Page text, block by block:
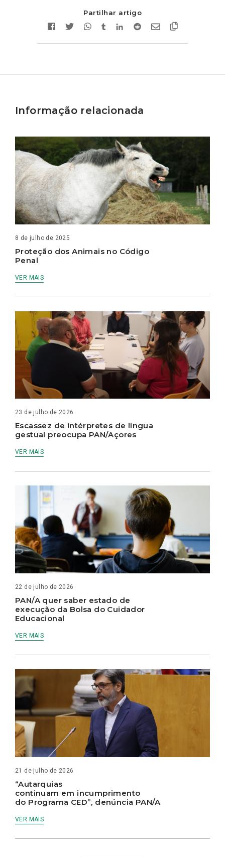
Partilhar artigo
Informação relacionada
8 de julho de 2025
Proteção dos Animais no Código
Penal
VER MAIS
23 de julho de 2026
Escassez de intérpretes de língua
gestual preocupa PAN/Açores
VER MAIS
22 de julho de 2026
PAN/A quer saber estado de
execução da Bolsa do Cuidador
Educacional
VER MAIS
21 de julho de 2026
“Autarquias
continuam em incumprimento
do Programa CED”, denúncia PAN/A
VER MAIS